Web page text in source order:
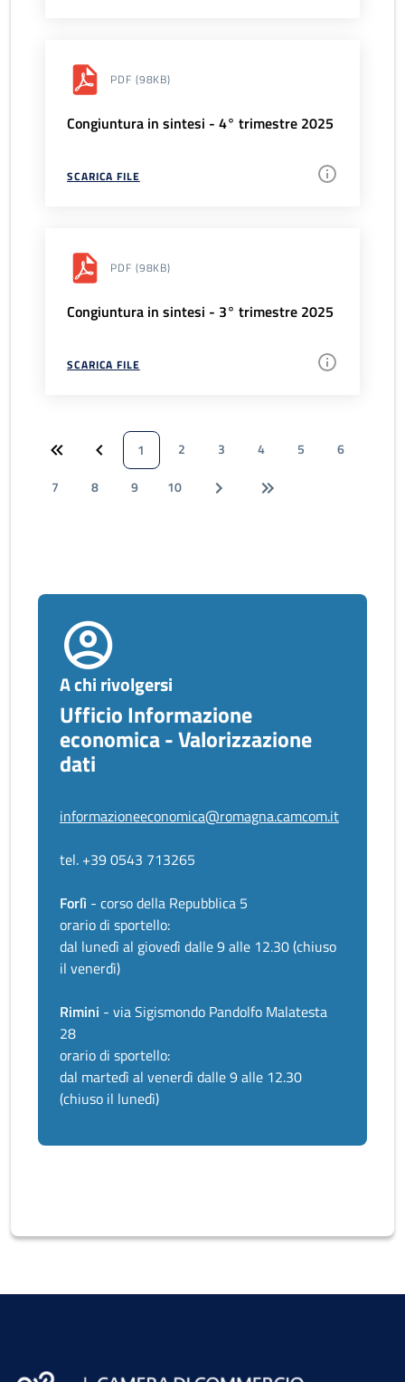
PDF (98KB)
Congiuntura in sintesi - 4° trimestre 2025
SCARICA FILE
PDF (98KB)
Congiuntura in sintesi - 3° trimestre 2025
SCARICA FILE
1 2 3 4 5
6
7
8 9 10
A chi rivolgersi
Ufficio Informazione
economica - Valorizzazione
dati
informazioneeconomica@romagna.camcom.it
tel. +39 0543 713265
Forlì - corso della Repubblica 5
orario di sportello:
dal lunedì al giovedì dalle 9 alle 12.30 (chiuso
il venerdì)
Rimini - via Sigismondo Pandolfo Malatesta
28
orario di sportello:
dal martedì al venerdì dalle 9 alle 12.30
(chiuso il lunedì)